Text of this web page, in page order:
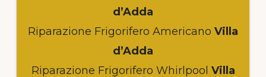
d’Adda
Riparazione Frigorifero Americano Villa
d’Adda
Riparazione Frigorifero Whirlpool Villa